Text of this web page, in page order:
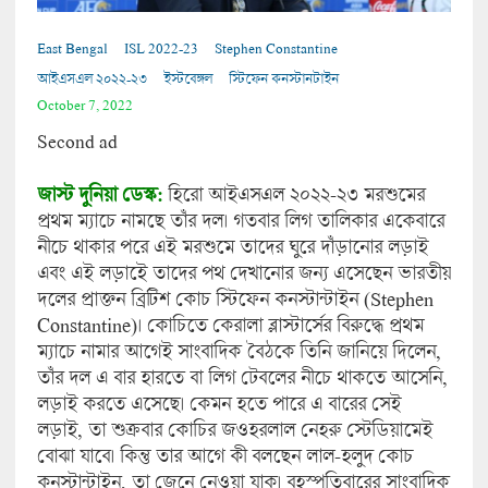
East Bengal ISL 2022-23
Stephen Constantine
আইএসএল ২০২২-২৩
ইস্টবেঙ্গল
স্টিফেন কনস্টানটাইন
October 7, 2022
Second ad
জাস্ট দুনিয়া ডেস্ক:হিরো আইএসএল ২০২২-২৩ মরশুমের
প্রথম ম্যাচে নামছে তাঁর দল। গতবার লিগ তালিকার একেবারে
নীচে থাকার পরে এই মরশুমে তাদের ঘুরে দাঁড়ানোর লড়াই
এবং এই লড়াইে তাদের পথ দেখানোর জন্য এসেছেন ভারতীয়
দলের প্রাক্তন ব্রিটিশ কোচ স্টিফেন কনস্টান্টাইন (Stephen
Constantine)। কোচিতে কেরালা ব্লাস্টার্সের বিরুদ্ধে প্রথম
ম্যাচে নামার আগেই সাংবাদিক বৈঠকে তিনি জানিয়ে দিলেন,
তাঁর দল এ বার হারতে বা লিগ টেবলের নীচে থাকতে আসেনি,
লড়াই করতে এসেছে। কেমন হতে পারে এ বারের সেই
লড়াই, তা শুক্রবার কোচির জওহরলাল নেহরু স্টেডিয়ামেই
বোঝা যাবে। কিন্তু তার আগে কী বলছেন লাল-হলুদ কোচ
কনস্টান্টাইন, তা জেনে নেওয়া যাক। বৃহস্পতিবারের সাংবাদিক